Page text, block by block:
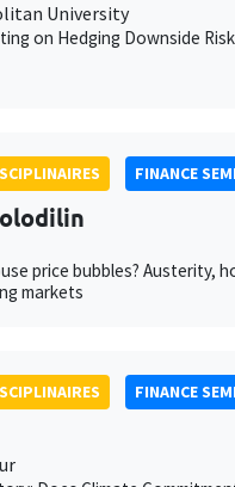
University
on Hedging Downside
FINANCE
price bubbles? Austerity,
markets
FINANCE